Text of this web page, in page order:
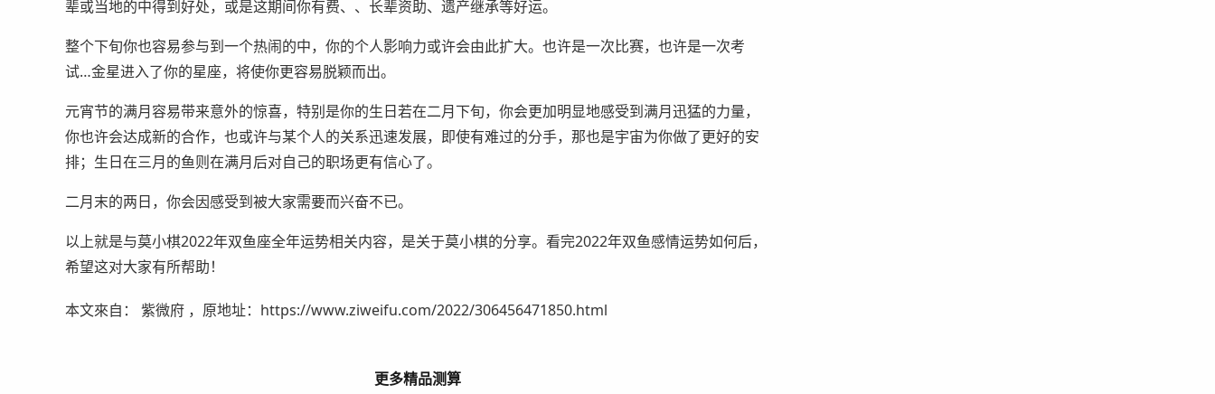
辈或当地的中得到好处，或是这期间你有费、、长辈资助、遗产继承等好运。
整个下旬你也容易参与到一个热闹的中，你的个人影响力或许会由此扩大。也许是一次比赛，也许是一次考
试…金星进入了你的星座，将使你更容易脱颖而出。
元宵节的满月容易带来意外的惊喜，特别是你的生日若在二月下旬，你会更加明显地感受到满月迅猛的力量，
你也许会达成新的合作，也或许与某个人的关系迅速发展，即使有难过的分手，那也是宇宙为你做了更好的安
排；生日在三月的鱼则在满月后对自己的职场更有信心了。
二月末的两日，你会因感受到被大家需要而兴奋不已。
以上就是与莫小棋2022年双鱼座全年运势相关内容，是关于莫小棋的分享。看完2022年双鱼感情运势如何后，
希望这对大家有所帮助！
本文來自： 紫微府 ，原地址：https://www.ziweifu.com/2022/306456471850.html
更多精品测算